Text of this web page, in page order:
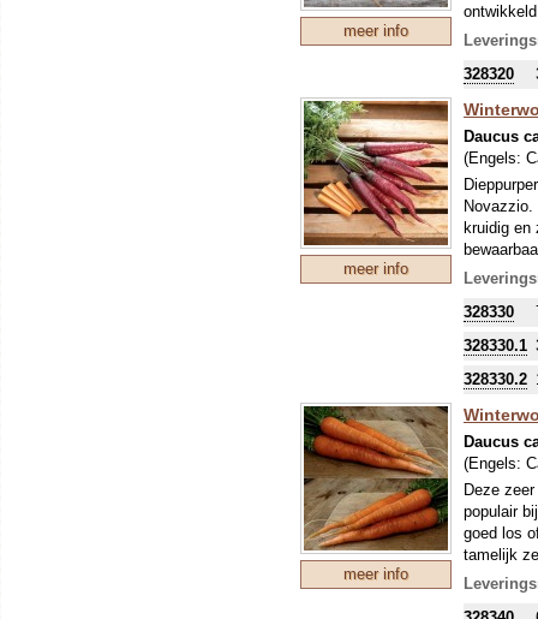
meer info
grond!
Kijk ook
328320
meer info
Daucus
(Engels:
Novazzio.
kruidig en
dagen.
328330
328330.1
328330.2
meer info
Daucus
(Engels:
Deze
populair
goed los
tamelijk
de eerste